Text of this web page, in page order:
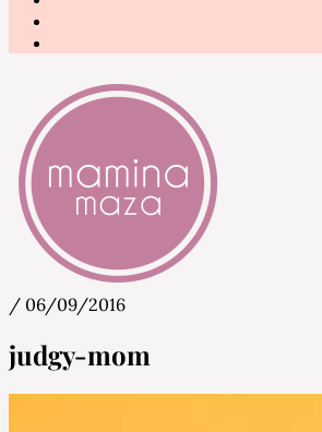
Mamina Maza
/ 06/09/2016
judgy-mom